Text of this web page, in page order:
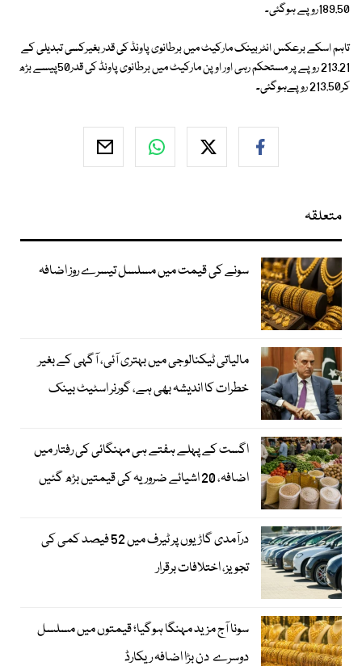
189.50روپے ہوگئی۔
تاہم اسکے برعکس انٹربینک مارکیٹ میں برطانوی پاونڈ کی قدر بغیرکسی تبدیلی کے
213.21 روپے پر مستحکم رہی اور اوپن مارکیٹ میں برطانوی پاونڈ کی قدر50پیسے بڑھ
کر213.50 روپےہوگئی۔
متعلقہ
سونے کی قیمت میں مسلسل تیسرے روز اضافہ
مالیاتی ٹیکنالوجی میں بہتری آئی، آگہی کے بغیر
خطرات کا اندیشہ بھی ہے، گورنر اسٹیٹ بینک
اگست کے پہلے ہفتے ہی مہنگائی کی رفتار میں
اضافہ، 20 اشیائے ضروریہ کی قیمتیں بڑھ گئیں
درآمدی گاڑیوں پر ٹیرف میں 52 فیصد کمی کی
تجویز، اختلافات برقرار
سونا آج مزید مہنگا ہوگیا؛ قیمتوں میں مسلسل
دوسرے دن بڑا اضافہ ریکارڈ